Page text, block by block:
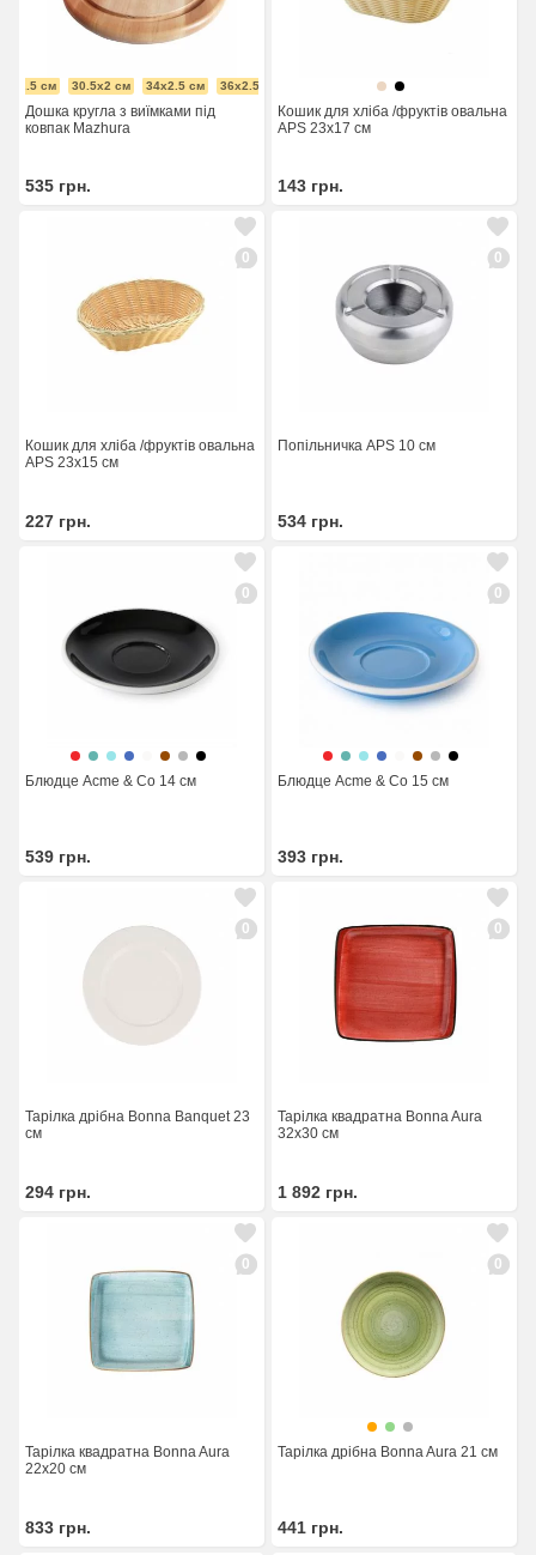
см 30.5x2 см 34x2.5 см 36x2.5 см
Дошка кругла з виїмками під
ковпак Mazhura
535 грн.
Кошик для хліба /фруктів овальна
APS 23x17 см
143 грн.
0
Кошик для хліба /фруктів овальна
APS 23x15 см
227 грн.
0
Попільничка APS 10 см
534 грн.
0
Блюдце Acme & Co 14 см
539 грн.
0
Блюдце Acme & Co 15 см
393 грн.
0
Тарілка дрібна Bonna Banquet 23
см
294 грн.
0
Тарілка квадратна Bonna Aura
32x30 см
1 892 грн.
0
Тарілка квадратна Bonna Aura
22x20 см
833 грн.
0
Тарілка дрібна Bonna Aura 21 см
441 грн.